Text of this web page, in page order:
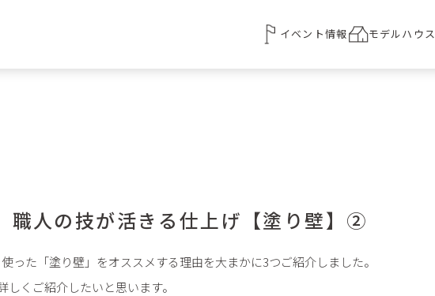
イベント情報 モデルハウス
職人の技が活きる仕上げ【塗り壁】②
った「塗り壁」をオススメする理由を大まかに3つご紹介しました。
くご紹介したいと思います。